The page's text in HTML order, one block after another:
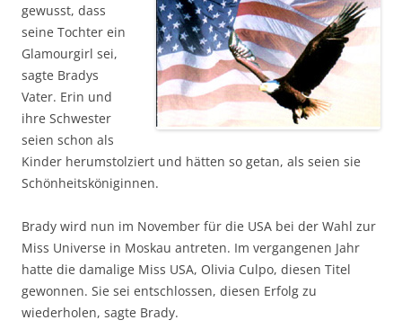
gewusst, dass
seine Tochter ein
Glamourgirl sei,
sagte Bradys
Vater. Erin und
ihre Schwester
seien schon als
Kinder herumstolziert und hätten so getan, als seien sie
Schönheitsköniginnen.
Brady wird nun im November für die USA bei der Wahl zur
Miss Universe in Moskau antreten. Im vergangenen Jahr
hatte die damalige Miss USA, Olivia Culpo, diesen Titel
gewonnen. Sie sei entschlossen, diesen Erfolg zu
wiederholen, sagte Brady.